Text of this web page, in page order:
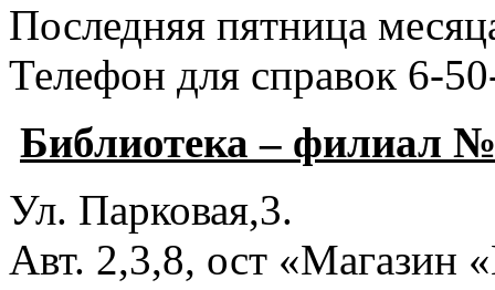
Последняя пятница
Телефон для справок 6-
Библиотека – филиал
Ул. Парковая,3.
Авт. 2,3,8, ост «Магазин